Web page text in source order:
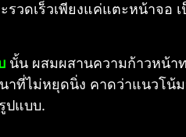
วดเร็วเพียงแค่แตะหน้าจอ
นั้น ผสมผสานความก้าวหน้า
ที่ไม่หยุดนิ่ง คาดว่าแนวโ
ปแบบ.